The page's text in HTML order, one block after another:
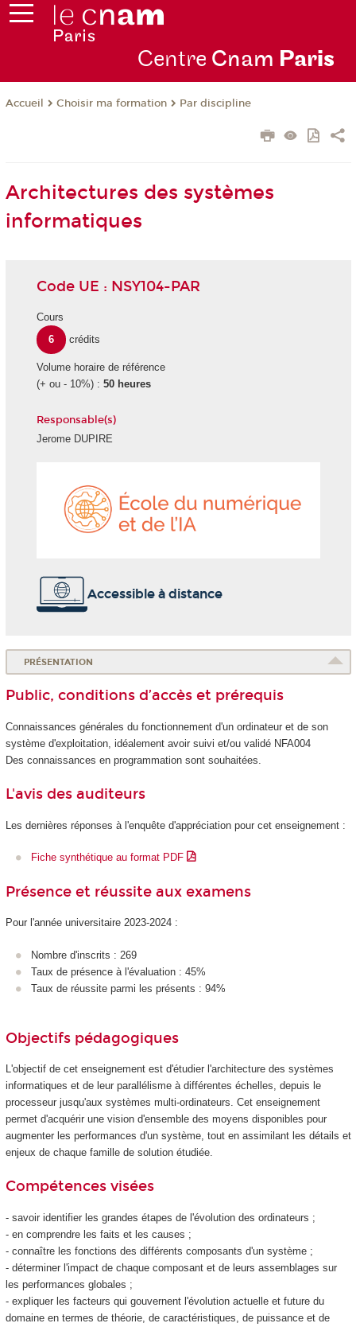
Centre Cnam Paris
Accueil Choisir ma formation Par discipline
Architectures des systèmes
informatiques
Code UE : NSY104-PAR
Cours
6
crédits
Volume horaire de référence
(+ ou - 10%) : 50 heures
Responsable(s)
Jerome DUPIRE
Accessible à distance
PRÉSENTATION
Public, conditions d’accès et prérequis
Connaissances générales du fonctionnement d'un ordinateur et de son
système d'exploitation, idéalement avoir suivi et/ou validé NFA004
Des connaissances en programmation sont souhaitées.
L'avis des auditeurs
Les dernières réponses à l'enquête d'appréciation pour cet enseignement :
Fiche synthétique au format PDF
Présence et réussite aux examens
Pour l'année universitaire 2023-2024 :
Nombre d'inscrits : 269
Taux de présence à l'évaluation : 45%
Taux de réussite parmi les présents : 94%
Objectifs pédagogiques
L'objectif de cet enseignement est d'étudier l'architecture des systèmes
informatiques et de leur parallélisme à différentes échelles, depuis le
processeur jusqu'aux systèmes multi-ordinateurs. Cet enseignement
permet d'acquérir une vision d'ensemble des moyens disponibles pour
augmenter les performances d'un système, tout en assimilant les détails et
enjeux de chaque famille de solution étudiée.
Compétences visées
- savoir identifier les grandes étapes de l'évolution des ordinateurs ;
- en comprendre les faits et les causes ;
- connaître les fonctions des différents composants d'un système ;
- déterminer l'impact de chaque composant et de leurs assemblages sur
les performances globales ;
- expliquer les facteurs qui gouvernent l'évolution actuelle et future du
domaine en termes de théorie, de caractéristiques, de puissance et de